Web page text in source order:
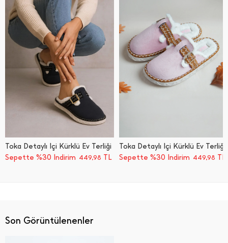
Toka Detaylı İ̇çi Kürklü Ev Terliği
Sepette %30 İndirim 449,98 TL
Toka Detaylı İ̇çi Kürklü Ev Terliği
Sepette %30 İndirim 449,98 TL
Son Görüntülenenler